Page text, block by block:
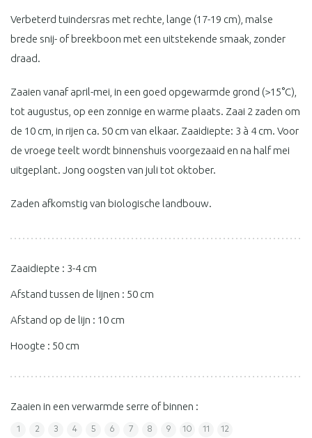
Verbeterd tuindersras met rechte, lange (17-19 cm), malse
brede snij- of breekboon met een uitstekende smaak, zonder
draad.
Zaaien vanaf april-mei, in een goed opgewarmde grond (>15°C),
tot augustus, op een zonnige en warme plaats. Zaai 2 zaden om
de 10 cm, in rijen ca. 50 cm van elkaar. Zaaidiepte: 3 à 4 cm. Voor
de vroege teelt wordt binnenshuis voorgezaaid en na half mei
uitgeplant. Jong oogsten van juli tot oktober.
Zaden afkomstig van biologische landbouw.
Zaaidiepte : 3-4 cm
Afstand tussen de lijnen : 50 cm
Afstand op de lijn : 10 cm
Hoogte : 50 cm
Zaaien in een verwarmde serre of binnen :
1 2 3 4 5 6 7 8 9 10 11 12